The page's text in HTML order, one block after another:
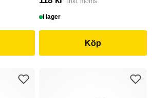
I lager
Köp